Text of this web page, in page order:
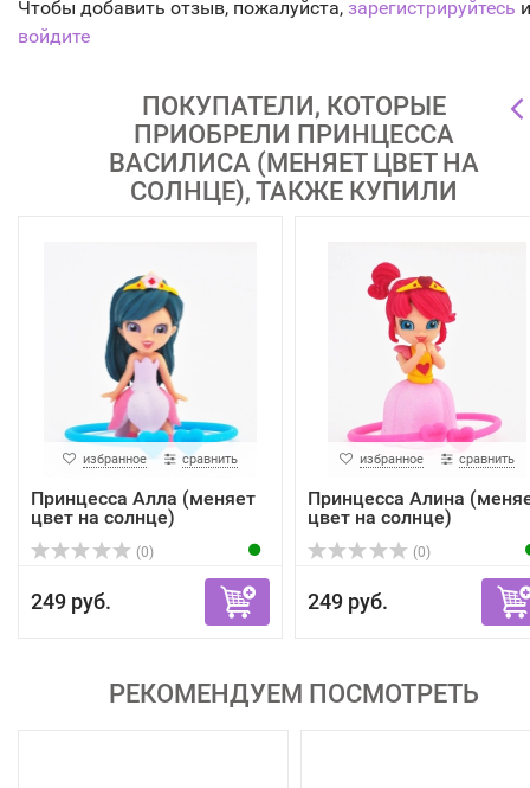
Чтобы добавить отзыв, пожалуйста, зарегистрируйтесь
войдите
ПОКУПАТЕЛИ, КОТОРЫЕ
ПРИОБРЕЛИ ПРИНЦЕССА
ВАСИЛИСА (МЕНЯЕТ ЦВЕТ НА
СОЛНЦЕ), ТАКЖЕ КУПИЛИ
избранное сравнить
Принцесса Алла (меняет
цвет на солнце)
(0)
249 руб.
избранное сравнить
Принцесса Алина
цвет на солнце)
(0)
249 руб.
РЕКОМЕНДУЕМ ПОСМОТРЕТЬ